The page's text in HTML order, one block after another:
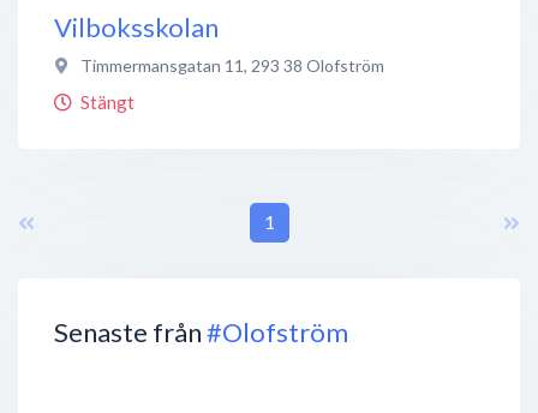
Senaste från#Olofström
Vilboksskolan
Timmermansgatan 11, 293 38 Olofström
Stängt
1